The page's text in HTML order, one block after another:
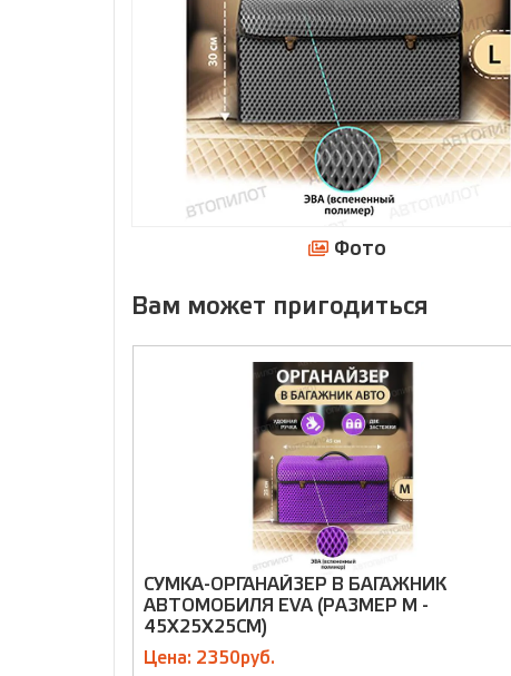
Фото
Вам может пригодиться
СУМКА-ОРГАНАЙЗЕР В БАГАЖНИК
АВТОМОБИЛЯ EVA (РАЗМЕР M -
45X25X25СМ)
Цена: 2350руб.